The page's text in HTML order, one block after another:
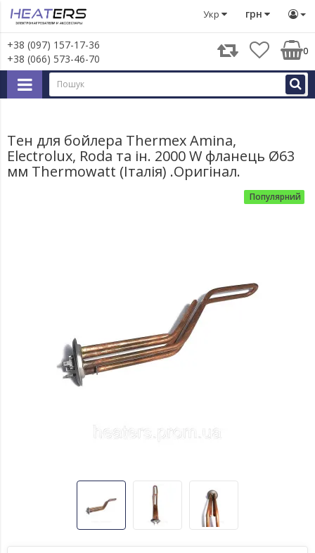
грн
Укр
+38 (097) 157-17-36
+38 (066) 573-46-70
0
Запчастини для великої побутової техніки Запчастини
Тен для бойлера Thermex Amina,
Electrolux, Roda та ін. 2000 W фланець Ø63
мм Thermowatt (Італія) .Оригінал.
Популярний